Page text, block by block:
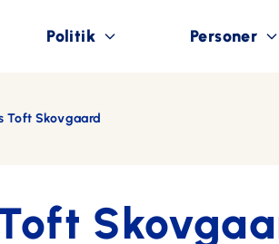
Politik Personer
Toft Skovgaard